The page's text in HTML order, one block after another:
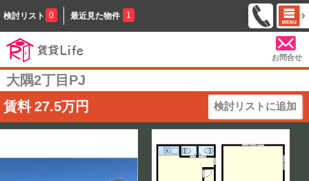
検討リスト 0 最近見た物件 1
お問合せ
大隅2丁目PJ
賃料 27.5万円 検討リストに追加